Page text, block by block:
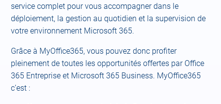
service complet pour vous accompagner dans le
déploiement, la gestion au quotidien et la supervision de
votre environnement Microsoft 365.
Grâce à MyOffice365, vous pouvez donc profiter
pleinement de toutes les opportunités offertes par Office
365 Entreprise et Microsoft 365 Business. MyOffice365
c’est :